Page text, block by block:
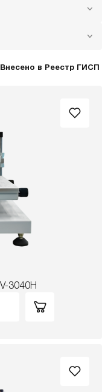
Внесено в Реестр ГИСП
3040H